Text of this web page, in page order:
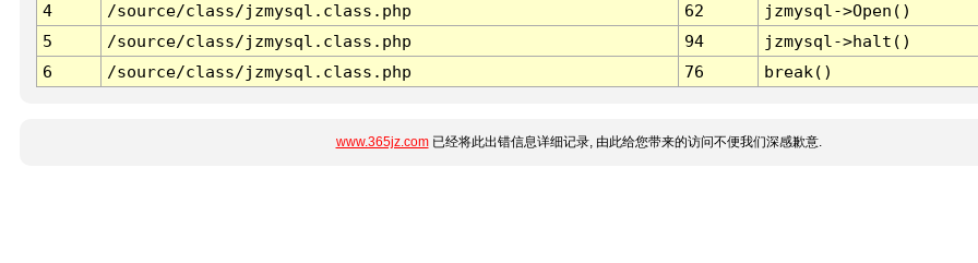
4
/source/class/jzmysql.class.php 62
jzmysql->Open()
5
/source/class/jzmysql.class.php 94
jzmysql->halt()
6
/source/class/jzmysql.class.php 76 break()
www.365jz.com已经将此出错信息详细记录, 由此给您带来的访问不便我们深感歉意.